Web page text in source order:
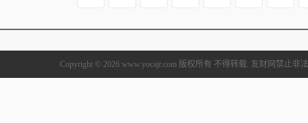
Copyright © 2026 www.yocajr.com 版权所有 不得转载. 友财网禁止非